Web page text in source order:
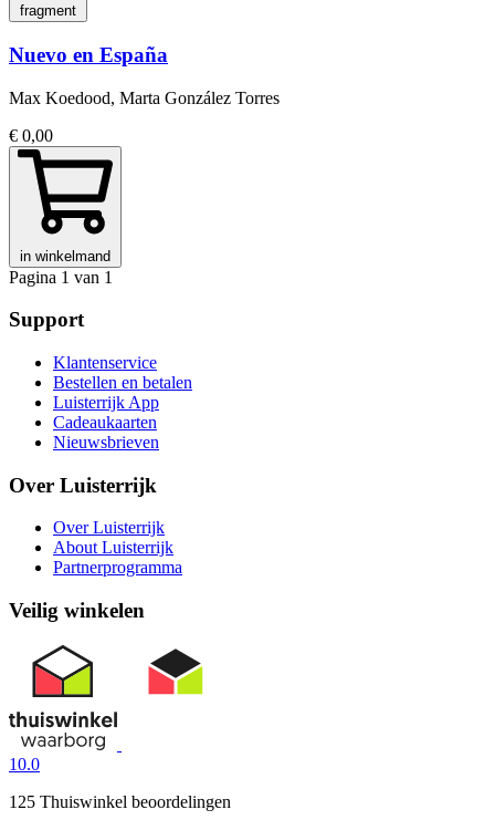
fragment
Nuevo en España
Max Koedood, Marta González Torres
€ 0,00
in winkelmand
Pagina 1 van 1
Support
Klantenservice
Bestellen en betalen
Luisterrijk App
Cadeaukaarten
Nieuwsbrieven
Over Luisterrijk
Over Luisterrijk
About Luisterrijk
Partnerprogramma
Veilig winkelen
10.0
125 Thuiswinkel beoordelingen